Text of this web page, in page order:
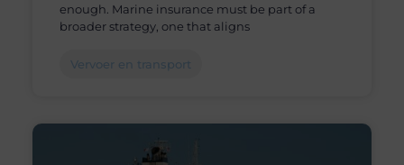
enough. Marine insurance must be part of a
broader strategy, one that aligns
Vervoer en transport